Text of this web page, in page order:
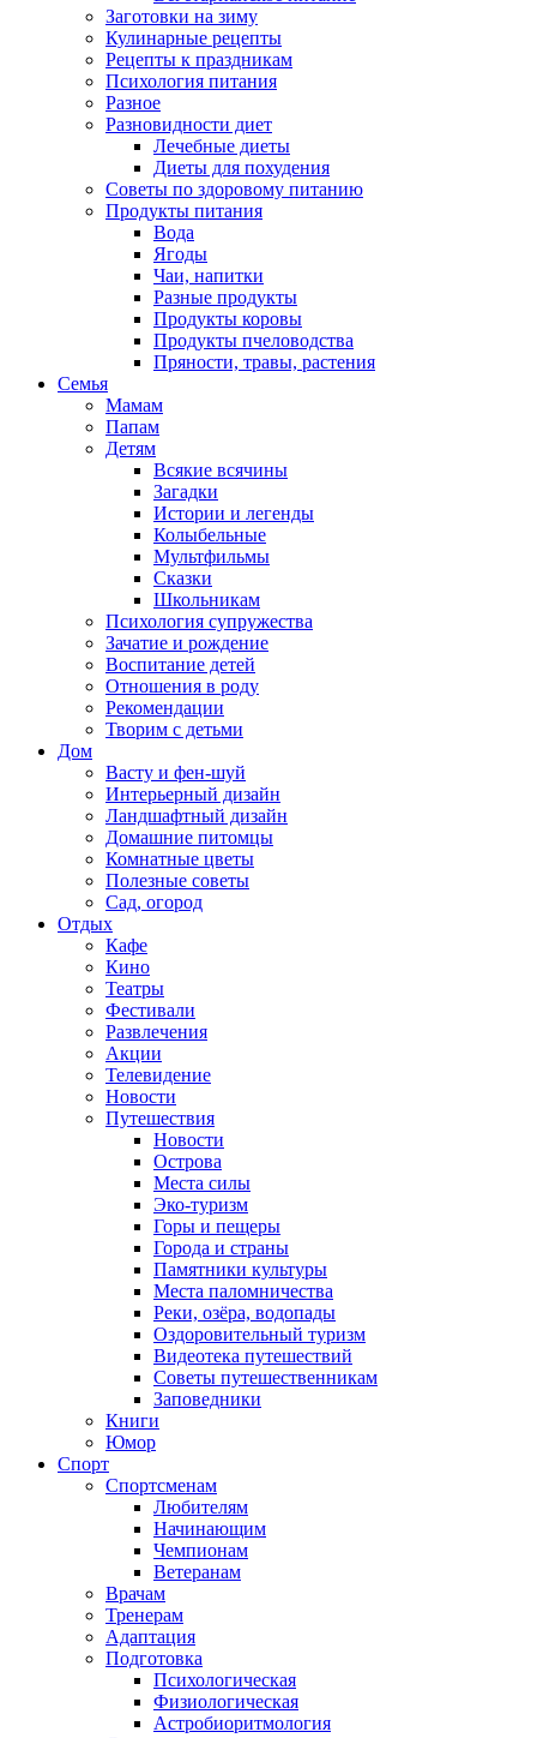
Заготовки на зиму
Кулинарные рецепты
Рецепты к праздникам
Психология питания
Разное
Разновидности диет
Лечебные диеты
Диеты для похудения
Советы по здоровому питанию
Продукты питания
Вода
Ягоды
Чаи, напитки
Разные продукты
Продукты коровы
Продукты пчеловодства
Пряности, травы, растения
Семья
Мамам
Папам
Детям
Всякие всячины
Загадки
Истории и легенды
Колыбельные
Мультфильмы
Сказки
Школьникам
Психология супружества
Зачатие и рождение
Воспитание детей
Отношения в роду
Рекомендации
Творим с детьми
Дом
Васту и фен-шуй
Интерьерный дизайн
Ландшафтный дизайн
Домашние питомцы
Комнатные цветы
Полезные советы
Сад, огород
Отдых
Кафе
Кино
Театры
Фестивали
Развлечения
Акции
Телевидение
Новости
Путешествия
Новости
Острова
Места силы
Эко-туризм
Горы и пещеры
Города и страны
Памятники культуры
Места паломничества
Реки, озёра, водопады
Оздоровительный туризм
Видеотека путешествий
Советы путешественникам
Заповедники
Книги
Юмор
Спорт
Спортсменам
Любителям
Начинающим
Чемпионам
Ветеранам
Врачам
Тренерам
Адаптация
Подготовка
Психологическая
Физиологическая
Астробиоритмология